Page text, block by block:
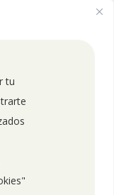
tu